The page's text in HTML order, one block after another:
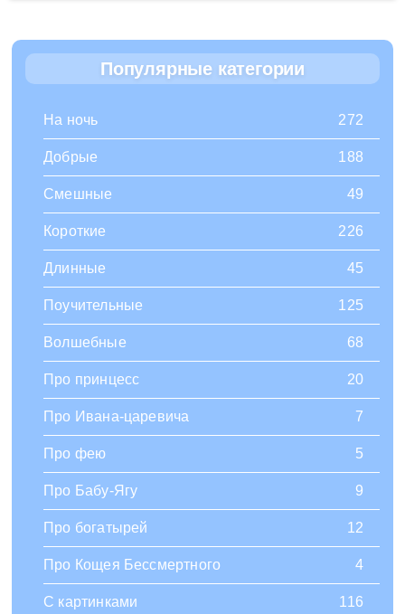
Популярные категории
На ночь 272
Добрые 188
Смешные 49
Короткие 226
Длинные 45
Поучительные 125
Волшебные 68
Про принцесс 20
Про Ивана-царевича 7
Про фею 5
Про Бабу-Ягу 9
Про богатырей 12
Про Кощея Бессмертного 4
С картинками 116